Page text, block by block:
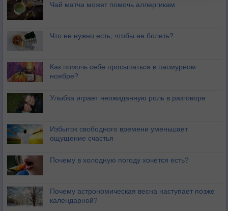
Чай матча может помочь аллергикам
Что не нужно есть, чтобы не болеть?
Как помочь себе просыпаться в пасмурном
ноябре?
Улыбка играет неожиданную роль в разговоре
Избыток свободного времени уменьшает
ощущение счастья
Почему в холодную погоду хочется есть?
Почему астрономическая весна наступает позже
календарной?